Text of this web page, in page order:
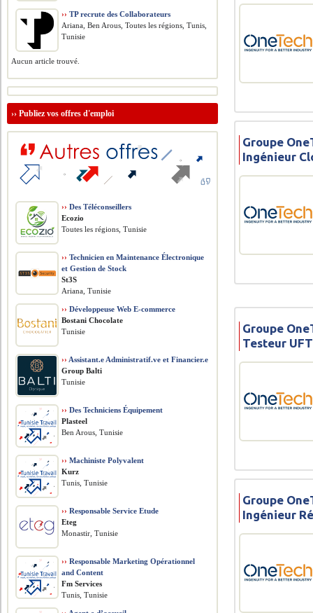
Groupe
Ingénieur
Groupe
Testeur UFT
Groupe
Ingénieur
›› TP recrute des Collaborateurs
Ariana, Ben Arous, Toutes les régions, Tunis,
Tunisie
Aucun article trouvé.
››Publiez vos offres d'emploi
›› Des Téléconseillers
Ecozio
Toutes les régions, Tunisie
›› Technicien en Maintenance Électronique
et Gestion de Stock
St3S
Ariana, Tunisie
›› Développeuse Web E-commerce
Bostani Chocolate
Tunisie
›› Assistant.e Administratif.ve et Financier.e
Group Balti
Tunisie
›› Des Techniciens Équipement
Plasteel
Ben Arous, Tunisie
›› Machiniste Polyvalent
Kurz
Tunis, Tunisie
›› Responsable Service Etude
Eteg
Monastir, Tunisie
›› Responsable Marketing Opérationnel
and Content
Fm Services
Tunis, Tunisie